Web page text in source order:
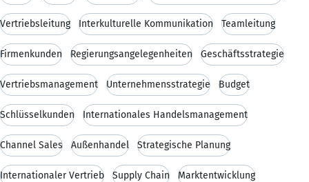
Vertriebsleitung Interkulturelle Kommunikation Teamleitung
Firmenkunden Regierungsangelegenheiten Geschäftsstrategie
Vertriebsmanagement Unternehmensstrategie Budget
Schlüsselkunden Internationales Handelsmanagement
Channel Sales Außenhandel Strategische Planung
Internationaler Vertrieb Supply Chain Marktentwicklung